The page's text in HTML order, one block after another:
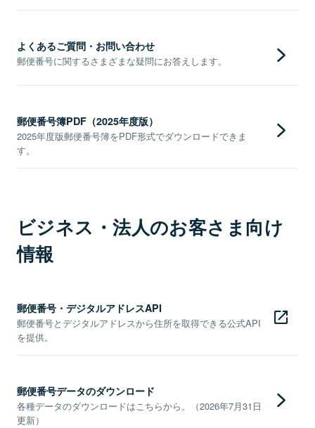
よくあるご質問・お問い合わせ
郵便番号に関するさまざまな疑問にお答えします。
郵便番号簿PDF（2025年度版）
2025年度版郵便番号簿をPDF形式でダウンロードできま
す。
ビジネス・法人のお客さま向け
情報
郵便番号・デジタルアドレスAPI
郵便番号とデジタルアドレスから住所を取得できる公式API
を提供。
郵便番号データのダウンロード
各種データのダウンロードはこちらから。（2026年7月31日
更新）